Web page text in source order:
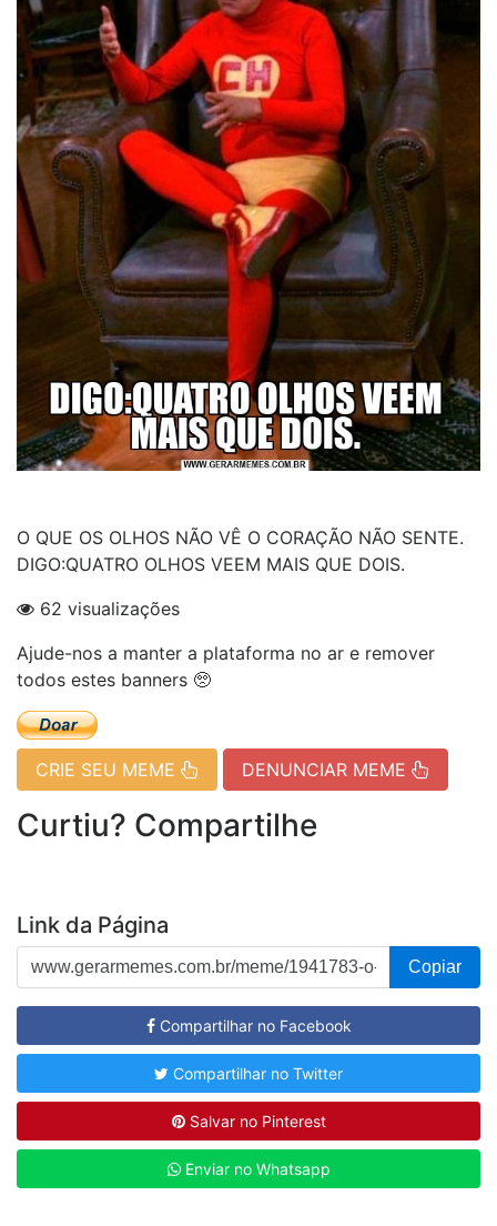
O QUE OS OLHOS NÃO VÊ O CORAÇÃO NÃO SENTE.
DIGO:QUATRO OLHOS VEEM MAIS QUE DOIS.
62 visualizações
Ajude-nos a manter a plataforma no ar e remover
todos estes banners 🥺
CRIE SEU MEME DENUNCIAR MEME
Curtiu? Compartilhe
Link da Página
Copiar
Compartilhar no Facebook
Compartilhar no Twitter
Salvar no Pinterest
Enviar no Whatsapp